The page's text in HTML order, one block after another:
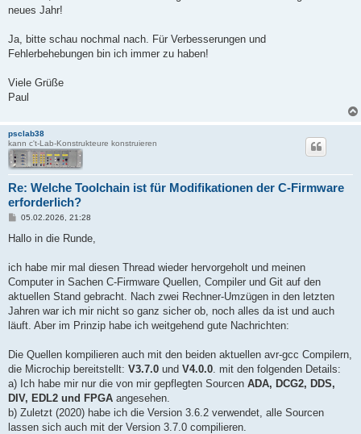
neues Jahr!
Ja, bitte schau nochmal nach. Für Verbesserungen und
Fehlerbehebungen bin ich immer zu haben!
Viele Grüße
Paul
psclab38
kann c't-Lab-Konstrukteure konstruieren
Re: Welche Toolchain ist für Modifikationen der C-Firmware
erforderlich?
B
i
a
05.02.2026, 21:28
Hallo in die Runde,
ich habe mir mal diesen Thread wieder hervorgeholt und meinen
Computer in Sachen C-Firmware Quellen, Compiler und Git auf den
aktuellen Stand gebracht. Nach zwei Rechner-Umzügen in den letzten
Jahren war ich mir nicht so ganz sicher ob, noch alles da ist und auch
läuft. Aber im Prinzip habe ich weitgehend gute Nachrichten:
Die Quellen kompilieren auch mit den beiden aktuellen avr-gcc Compilern,
die Microchip bereitstellt: V3.7.0 und V4.0.0. mit den folgenden Details:
a) Ich habe mir nur die von mir gepflegten Sourcen ADA, DCG2, DDS,
DIV, EDL2 und FPGA angesehen.
b) Zuletzt (2020) habe ich die Version 3.6.2 verwendet, alle Sourcen
lassen sich auch mit der Version 3.7.0 compilieren.